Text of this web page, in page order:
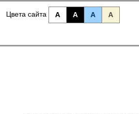
Цвета сайта A A A A